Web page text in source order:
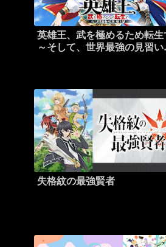
英雄王、武を極めるため転生
～そして、世界最強の見習い
失格紋の最強賢者